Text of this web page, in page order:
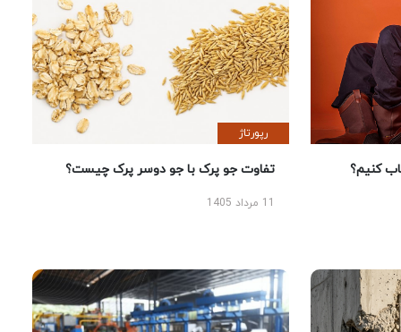
کنیم؟
رپورتاژ
تفاوت جو پرک با جو دوسر پرک چیست؟